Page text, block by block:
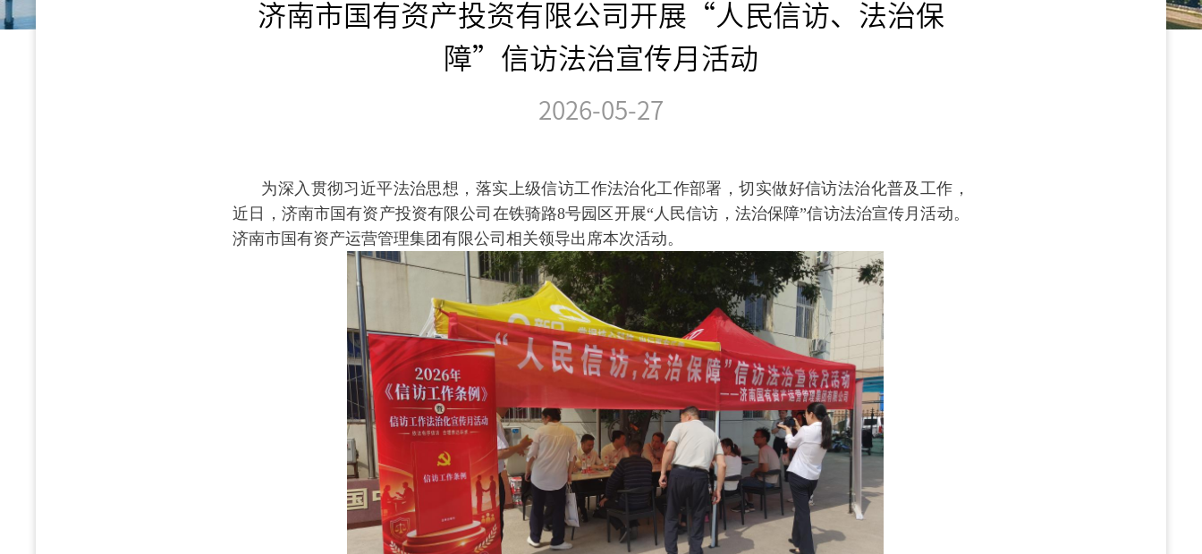
济南市国有资产投资有限公司开展“人民信访、法治保
障”信访法治宣传月活动
2026-05-27
为深入贯彻习近平法治思想，落实上级信访工作法治化工作部署，切实做好信访法治化普及工作，
近日，济南市国有资产投资有限公司在铁骑路8号园区开展“人民信访，法治保障”信访法治宣传月活动。
济南市国有资产运营管理集团有限公司相关领导出席本次活动。